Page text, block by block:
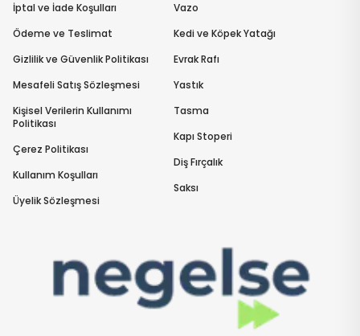
İptal ve İade Koşulları
Ödeme ve Teslimat
Gizlilik ve Güvenlik Politikası
Mesafeli Satış Sözleşmesi
Kişisel Verilerin Kullanımı
Politikası
Çerez Politikası
Kullanım Koşulları
Üyelik Sözleşmesi
Vazo
Kedi ve Köpek Yatağı
Evrak Rafı
Yastık
Tasma
Kapı Stoperi
Diş Fırçalık
Saksı